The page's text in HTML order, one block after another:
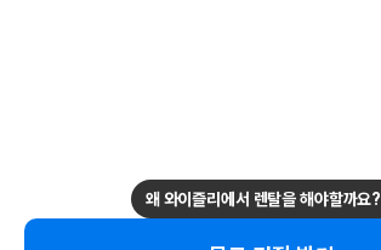
왜 와이즐리에서 렌탈을 해야할까요?